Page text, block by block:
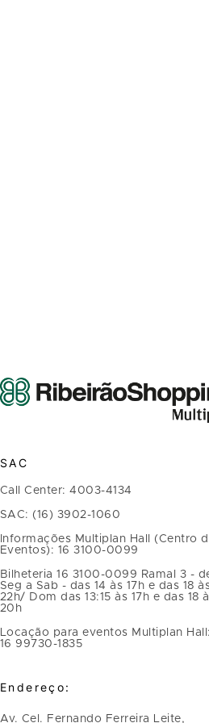
SAC
Call Center: 4003-4134
SAC: (16) 3902-1060
Informações Multiplan Hall (Centro
Eventos): 16 3100-0099
Bilheteria 16 3100-0099 Ramal 3 -
Seg a Sab - das 14 às 17h e das 18
22h/ Dom das 13:15 às 17h e das 18
20h
Locação para eventos Multiplan Hall:
16 99730-1835
Endereço:
Av. Cel. Fernando Ferreira Leite,